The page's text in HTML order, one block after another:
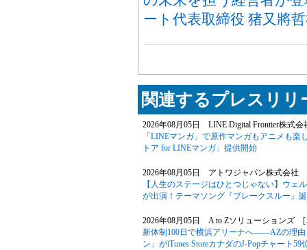
ート代表取締役 猪又將
関連するプレスリリ
2026年08月05日 LINE Digital Frontier株式
「LINEマンガ」で原作マンガもアニメも
トア for LINEマンガ」提供開始
2026年08月05日 アトワジャパン株式会社
【人生のステージはひとつじゃない】ウェ
が出演！テーマソング『ブレークスルー』
2026年08月05日 A to Zソリューションズ [
新体制100日で横浜アリーナへ――AZの理
ン」がiTunes StoreカナダのJ-Popチャート59